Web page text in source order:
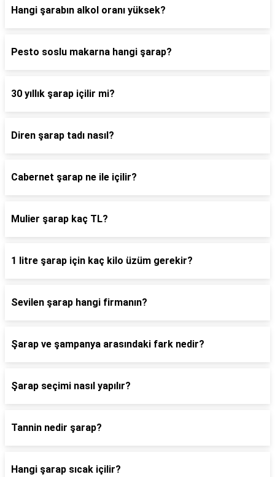
Hangi şarabın alkol oranı yüksek?
Pesto soslu makarna hangi şarap?
30 yıllık şarap içilir mi?
Diren şarap tadı nasıl?
Cabernet şarap ne ile içilir?
Mulier şarap kaç TL?
1 litre şarap için kaç kilo üzüm gerekir?
Sevilen şarap hangi firmanın?
Şarap ve şampanya arasındaki fark nedir?
Şarap seçimi nasıl yapılır?
Tannin nedir şarap?
Hangi şarap sıcak içilir?